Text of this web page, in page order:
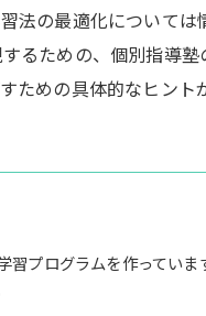
法の最適化について
るための、個別指導
めの具体的なヒント
プログラムを作ってい